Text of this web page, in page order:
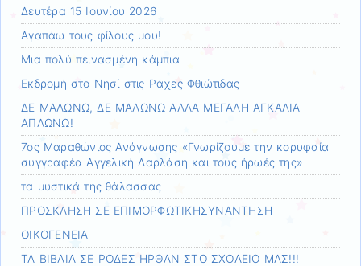
Δευτέρα 15 Ιουνίου 2026
Αγαπάω τους φίλους μου!
Μια πολύ πεινασμένη κάμπια
Εκδρομή στο Νησί στις Ράχες Φθιώτιδας
ΔΕ ΜΑΛΩΝΩ, ΔΕ ΜΑΛΩΝΩ ΑΛΛΑ ΜΕΓΑΛΗ ΑΓΚΑΛΙΑ
ΑΠΛΩΝΩ!
7ος Μαραθώνιος Ανάγνωσης «Γνωρίζουμε την κορυφαία
συγγραφέα Αγγελική Δαρλάση και τους ήρωές της»
τα μυστικά της θάλασσας
ΠΡΟΣΚΛΗΣΗ ΣΕ ΕΠΙΜΟΡΦΩΤΙΚΗΣΥΝΑΝΤΗΣΗ
ΟΙΚΟΓΕΝΕΙΑ
ΤΑ ΒΙΒΛΙΑ ΣΕ ΡΟΔΕΣ ΗΡΘΑΝ ΣΤΟ ΣΧΟΛΕΙΟ ΜΑΣ!!!